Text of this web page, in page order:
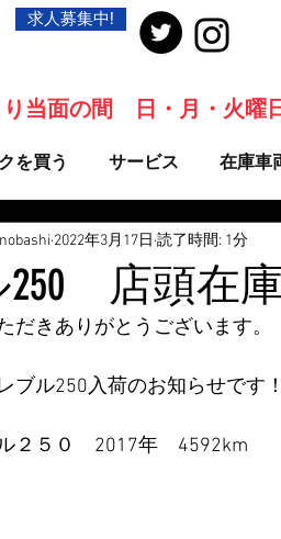
求人募集中!
を買う サービス 在庫車
当面の間 日・月・火曜
250 店頭在
2022年3月17日 読了時間: 1分
だきありがとうございます。
ブル250入荷のお知らせです
２５０　2017年　4592km